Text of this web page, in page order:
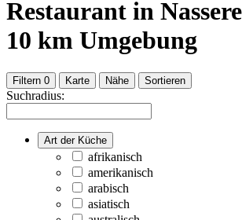
Restaurant in
10 km Umgebung
Filtern 0 Karte Nähe Sortieren
Suchradius:
Art der Küche
afrikanisch
amerikanisch
arabisch
asiatisch